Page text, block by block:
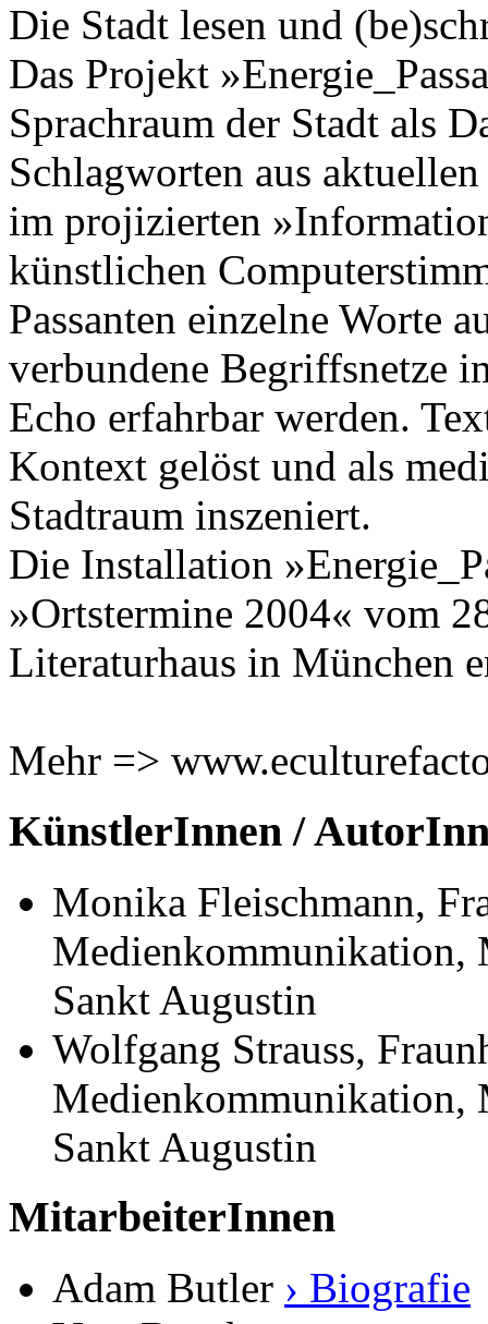
Die Stadt lesen und
Das Projekt
Sprachraum der Stadt als
Schlagworten aus
im projizierten
künstlichen
Passanten einzelne Worte
verbundene Begriffsnetze
Echo erfahrbar werden.
Kontext gelöst und als
Stadtraum inszeniert.
Die Installation
»Ortstermine 2004« vom
Literaturhaus in München
Mehr =>
KünstlerInnen /
Monika Fleischmann,
Medienkommunikation,
Sankt Augustin
Wolfgang Strauss,
Medienkommunikation,
Sankt Augustin
MitarbeiterInnen
Adam Butler › Biografie